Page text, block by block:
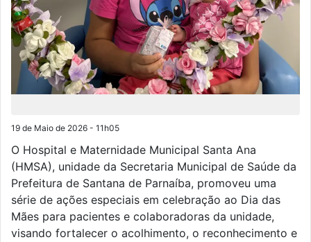
19 de Maio de 2026 - 11h05
O Hospital e Maternidade Municipal Santa Ana
(HMSA), unidade da Secretaria Municipal de Saúde da
Prefeitura de Santana de Parnaíba, promoveu uma
série de ações especiais em celebração ao Dia das
Mães para pacientes e colaboradoras da unidade,
visando fortalecer o acolhimento, o reconhecimento e